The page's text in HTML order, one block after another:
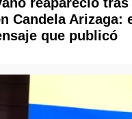
Candela Arizaga:
que publicó